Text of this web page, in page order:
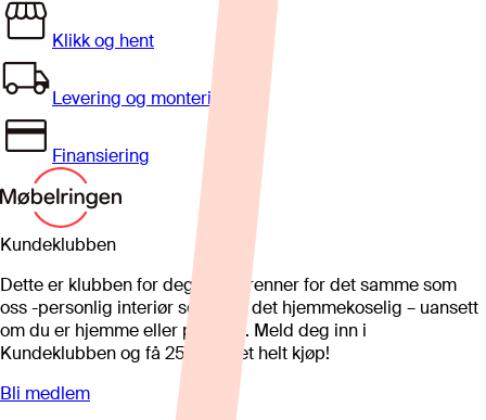
Klikk og hent
Levering og montering
Finansiering
Kundeklubben
Dette er klubben for deg som brenner for det samme som
oss -personlig interiør som gjør det hjemmekoselig – uansett
om du er hjemme eller på hytta. Meld deg inn i
Kundeklubben og få 25%* på et helt kjøp!
Bli medlem